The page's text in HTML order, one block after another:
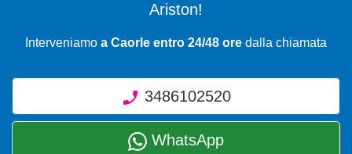
Ariston!
Interveniamo a Caorle entro 24/48 ore dalla chiamata
3486102520
WhatsApp